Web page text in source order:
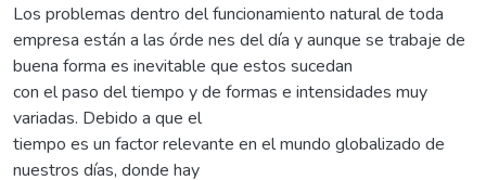
Los problemas dentro del funcionamiento natural de toda
empresa están a las órde nes del día y aunque se trabaje de
buena forma es inevitable que estos sucedan
con el paso del tiempo y de formas e intensidades muy
variadas. Debido a que el
tiempo es un factor relevante en el mundo globalizado de
nuestros días, donde hay